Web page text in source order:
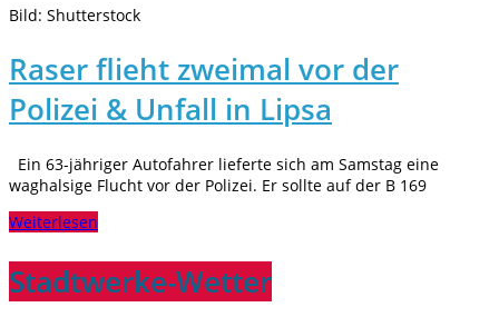
Bild: Shutterstock
Raser flieht zweimal vor der
Polizei & Unfall in Lipsa
Ein 63-jähriger Autofahrer lieferte sich am Samstag eine
waghalsige Flucht vor der Polizei. Er sollte auf der B 169
Weiterlesen
Stadtwerke-Wetter